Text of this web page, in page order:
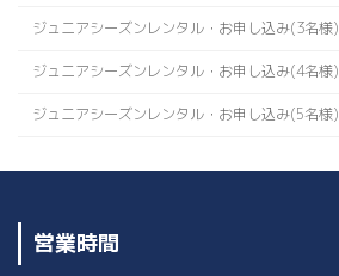
ジュニアシーズンレンタル・お申し込み(3名様)
ジュニアシーズンレンタル・お申し込み(4名様)
ジュニアシーズンレンタル・お申し込み(5名様)
営業時間